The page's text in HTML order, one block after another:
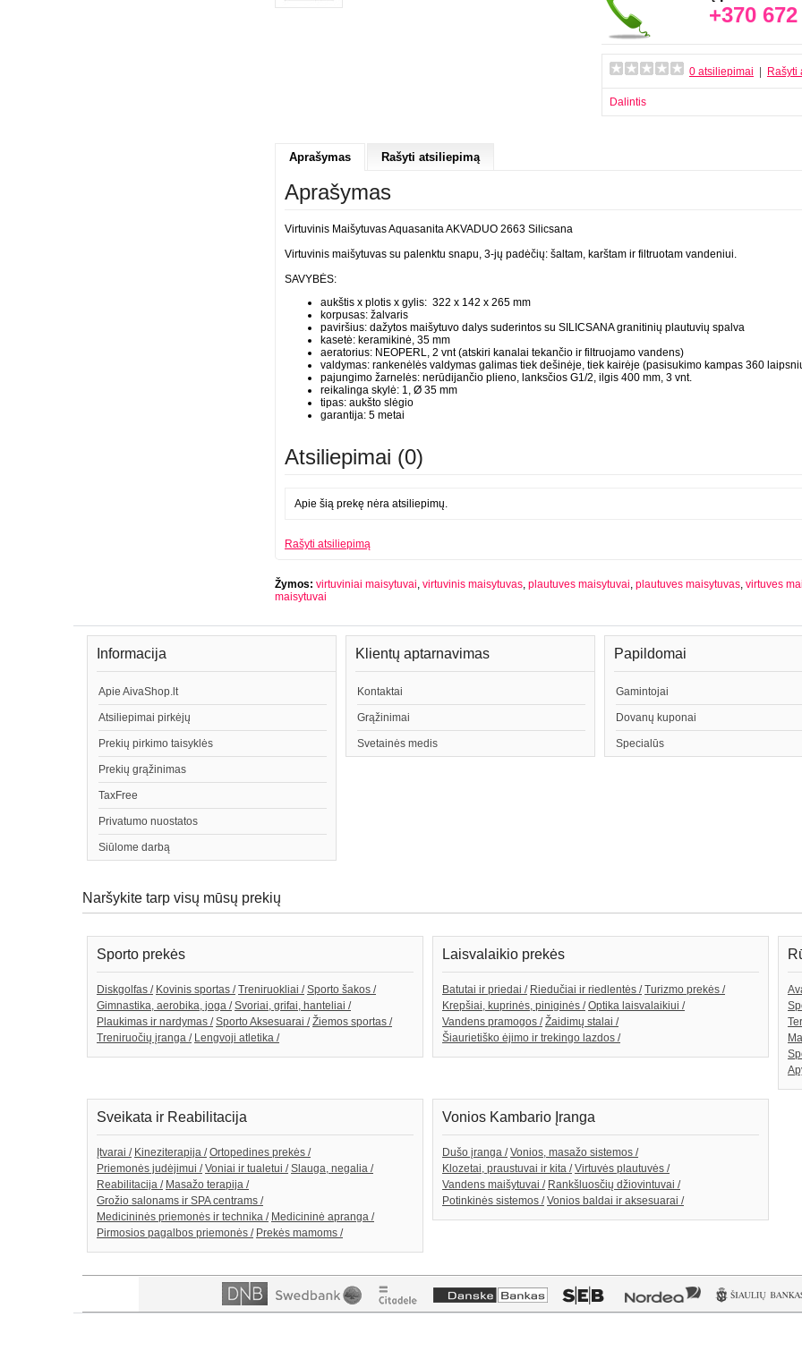
+370
0 atsiliepimai Rašyti
Dalintis
Aprašymas Rašyti atsiliepimą
Aprašymas
Virtuvinis Maišytuvas Aquasanita AKVADUO 2663 Silicsana
Virtuvinis maišytuvas su palenktu snapu, 3-jų padėčių: šaltam, karštam ir filtruotam vandeniui.
SAVYBĖS:
aukštis x plotis x gylis: 322 x 142 x 265 mm
korpusas: žalvaris
paviršius: dažytos maišytuvo dalys suderintos su SILICSANA granitinių plautuvių spalva
kasetė: keramikinė, 35 mm
aeratorius: NEOPERL, 2 vnt (atskiri kanalai tekančio ir filtruojamo vandens)
valdymas: rankenėlės valdymas galimas tiek dešinėje, tiek kairėje (pasisukimo kampas 360
pajungimo žarnelės: nerūdijančio plieno, lanksčios G1/2, ilgis 400 mm, 3 vnt.
reikalinga skylė: 1, Ø 35 mm
tipas: aukšto slėgio
garantija: 5 metai
Atsiliepimai (0)
Apie šią prekę nėra atsiliepimų.
Rašyti atsiliepimą
Žymos: virtuviniai maisytuvai, virtuvinis maisytuvas, plautuves maisytuvai, plautuves maisytuvas, virtuves
maisytuvai
Informacija
Apie AivaShop.lt
Atsiliepimai pirkėjų
Prekių pirkimo taisyklės
Prekių grąžinimas
TaxFree
Privatumo nuostatos
Siūlome darbą
Klientų aptarnavimas
Kontaktai
Grąžinimai
Svetainės medis
Papildomai
Gamintojai
Dovanų kuponai
Specialūs
Naršykite tarp visų mūsų prekių
Sporto prekės
Diskgolfas / Kovinis sportas / Treniruokliai / Sporto šakos /
Gimnastika, aerobika, joga / Svoriai, grifai, hanteliai /
Plaukimas ir nardymas / Sporto Aksesuarai / Žiemos sportas /
Treniruočių įranga / Lengvoji atletika /
Laisvalaikio prekės
Batutai ir priedai / Riedučiai ir riedlentės / Turizmo prekės /
Krepšiai, kuprinės, piniginės / Optika laisvalaikiui /
Vandens pramogos / Žaidimų stalai /
Šiaurietiško ėjimo ir trekingo lazdos /
Sveikata ir Reabilitacija
Įtvarai / Kineziterapija / Ortopedines prekės /
Priemonės judėjimui / Voniai ir tualetui / Slauga, negalia /
Reabilitacija / Masažo terapija /
Grožio salonams ir SPA centrams /
Medicininės priemonės ir technika / Medicininė apranga /
Pirmosios pagalbos priemonės / Prekės mamoms /
Vonios Kambario Įranga
Dušo įranga / Vonios, masažo sistemos /
Klozetai, praustuvai ir kita / Virtuvės plautuvės /
Vandens maišytuvai / Rankšluosčių džiovintuvai /
Potinkinės sistemos / Vonios baldai ir aksesuarai /